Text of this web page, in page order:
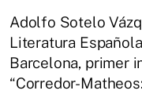
Adolfo Sotelo
Literatura
Barcelona, primer
“Corredor-